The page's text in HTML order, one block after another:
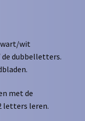
wit
dubbelletters.
met de
letters leren.